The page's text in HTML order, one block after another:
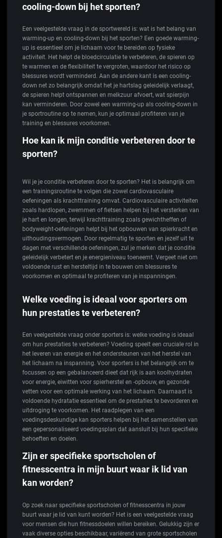
cooling-down bij het sporten?
Een veelgestelde vraag in de sportwereld is: wat is het belang van
warming-up en cooling-down bij het sporten? Een goede warming-
up is essentieel om je lichaam voor te bereiden op fysieke
activiteit. Het helpt de bloedcirculatie te verbeteren, de spieren op
te warmen en de flexibiliteit te vergroten, waardoor het risico op
blessures wordt verminderd. Aan de andere kant is een cooling-
down net zo belangrijk omdat het je hartslag geleidelijk verlaagt,
de spieren helpt ontspannen en melkzuur afvoert, wat spierpijn
kan verminderen. Door zowel een warming-up als cooling-down in
je sportroutine op te nemen, kun je optimaal profiteren van je
training en blessures voorkomen.
Hoe kan ik mijn conditie verbeteren door te
sporten?
Wil je je conditie verbeteren door te sporten? Het is belangrijk om
een ​​trainingsroutine te volgen die zowel cardiovasculaire
oefeningen als krachttraining omvat. Cardiovasculaire activiteiten
zoals hardlopen, zwemmen of fietsen helpen bij het versterken van
je hart en longen, terwijl krachttraining zoals gewichtheffen of
bodyweight-oefeningen helpt bij het opbouwen van spierkracht en
uithoudingsvermogen. Door regelmatig te sporten en jezelf uit te
dagen met verschillende oefeningen, zul je merken dat je conditie
geleidelijk verbetert en je energieniveau toeneemt. Vergeet niet om
voldoende rust en hersteltijd in te bouwen om blessures te
voorkomen en optimaal te profiteren van je inspanningen.
Welke voeding is ideaal voor sporters om
hun prestaties te verbeteren?
Een veelgestelde vraag onder sporters is: welke voeding is ideaal
om hun prestaties te verbeteren? Voeding speelt een cruciale rol in
het leveren van energie en het ondersteunen van het herstel van
het lichaam na inspanning. Voor sporters is het belangrijk om te
focussen op een gebalanceerd dieet dat rijk is aan koolhydraten
voor energie, eiwitten voor spierherstel en -opbouw, en gezonde
vetten voor een optimale werking van het lichaam. Daarnaast is
voldoende hydratatie essentieel om de prestaties te bevorderen en
uitdroging te voorkomen. Het raadplegen van een
voedingsdeskundige kan sporters helpen bij het samenstellen van
een gepersonaliseerd voedingsplan dat aansluit bij hun specifieke
behoeften en doelen.
Zijn er specifieke sportscholen of
fitnesscentra in mijn buurt waar ik lid van
kan worden?
Op zoek naar specifieke sportscholen of fitnesscentra in jouw
buurt waar je lid van kunt worden? Het is een veelgestelde vraag
voor mensen die hun fitnessdoelen willen bereiken. Gelukkig zijn er
vaak diverse opties beschikbaar, variërend van grote sportscholen